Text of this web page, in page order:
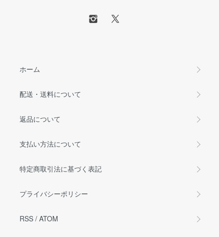
ホーム
配送・送料について
返品について
支払い方法について
特定商取引法に基づく表記
プライバシーポリシー
RSS / ATOM